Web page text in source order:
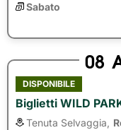
Sabato
08
DISPONIBILE
Biglietti WILD
Tenuta Selvaggia,